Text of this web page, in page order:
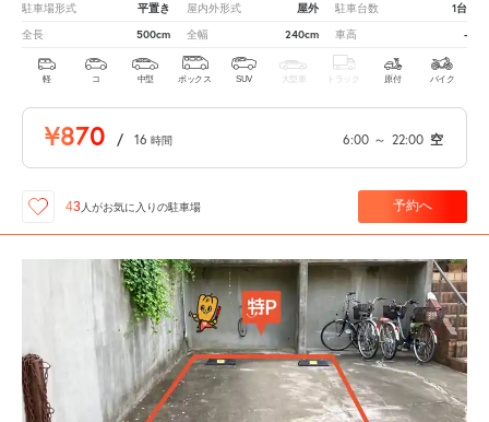
駐車場形式 平置き 屋内外形式 屋外 駐車台数 1台
全長 500cm 全幅 240cm 車高 -
軽 コ 中型 ボックス SUV 大型車 トラック 原付 バイク
¥870 / 16 時間 6:00 ～ 22:00 空
43 人がお気に入りの駐車場 予約へ